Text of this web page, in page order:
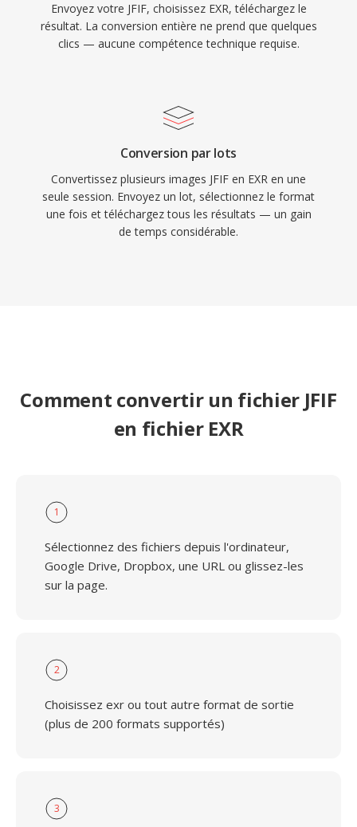
Envoyez votre JFIF, choisissez EXR, téléchargez le
résultat. La conversion entière ne prend que quelques
clics — aucune compétence technique requise.
Conversion par lots
Convertissez plusieurs images JFIF en EXR en une
seule session. Envoyez un lot, sélectionnez le format
une fois et téléchargez tous les résultats — un gain
de temps considérable.
Comment convertir un fichier JFIF
en fichier EXR
1
Sélectionnez des fichiers depuis l'ordinateur,
Google Drive, Dropbox, une URL ou glissez-les
sur la page.
2
Choisissez exr ou tout autre format de sortie
(plus de 200 formats supportés)
3